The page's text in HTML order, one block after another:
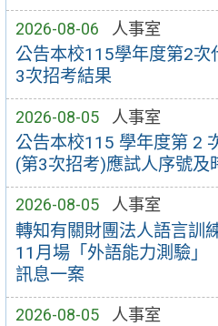
2026-08-06 人事室
公告本校115學年度第2次
3次招考結果
2026-08-05 人事室
公告本校115 學年度第 2
(第3次招考)應試人序號及
2026-08-05 人事室
轉知有關財團法人語言訓
11月場「外語能力測驗」
訊息一案
2026-08-05 人事室